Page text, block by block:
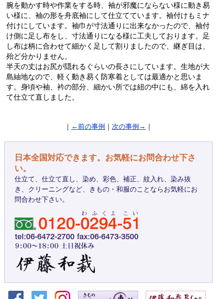
腕を動かす時や作業をする時、袖が邪魔にならない様に動き易
い様に、袖の形を舟底袖にして仕立てています。袖付けもミナ
付けにしています。袖巾が寸法通りに出来なかったので、袖付
け側に足し布をし、寸法通りになる様に工夫しております。足
し布は柄に合わせて細かく足して割りましたので、継ぎ目は、
殆ど分かりません。
半天の丈はお尻が隠れるぐらいの長さにしています。生地が大
島紬地なので、軽く動き易く防寒着としては最適かと思いま
す。身頃や袖、衿の部分、細かい所では紐の中にも、綿を入れ
て仕立て直しました。
｜ ←前の事例 ｜ 次の事例→ ｜
日本全国対応できます。お気軽にお問合わせ下さ
い。
仕立て、仕立て直し、染め、彩色、補正、紋入れ、染み抜
き、クリーニングなど、きもの・和服のことならお気軽にお
問合わせ下さい。